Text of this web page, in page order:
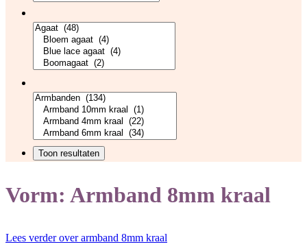
Vorm: Armband 8mm kraal
Lees verder over armband 8mm kraal